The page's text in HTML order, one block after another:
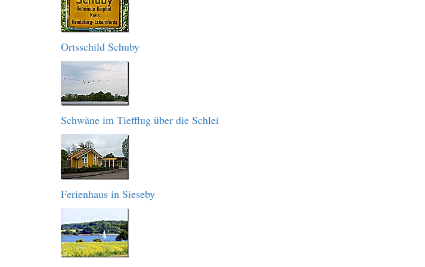
Ortsschild Schuby
Schwäne im Tiefflug über die Schlei
Ferienhaus in Sieseby